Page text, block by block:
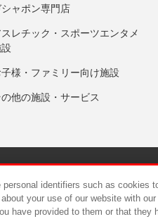
シャポン専門店
スレチック・スポーツエンタメ
子様・ファミリー向け施設
の他の施設・サービス
personal identifiers such as cookies
your use of our website with
have provided to them or that